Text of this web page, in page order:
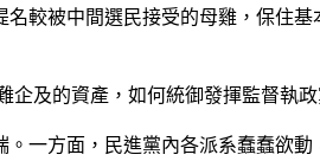
較被中間選民接受的母雞，保住
及的資產，如何統御發揮監督執
一方面，民進黨內各派系蠢蠢欲